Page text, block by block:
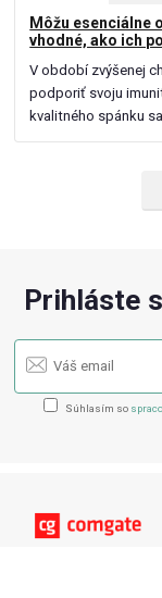
Môžu esenciálne
vhodné, ako ich
V období zvýšenej
podporiť svoju
kvalitného spánku
Prihláste
Súhlasím so